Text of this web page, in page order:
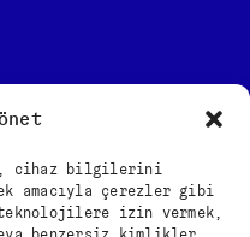
cihaz bilgilerini
amacıyla çerezler gibi
izin vermek,
Information